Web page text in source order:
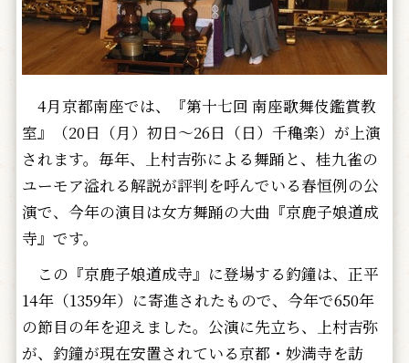
4月京都南座では、『第十七回 南座歌舞伎鑑賞教
室』（20日（月）初日～26日（日）千穐楽）が上演
されます。毎年、上村吉弥による舞踊と、桂九雀の
ユーモア溢れる解説が評判を呼んでいる春恒例の公
演で、今年の演目は女方舞踊の大曲『京鹿子娘道成
寺』です。
この『京鹿子娘道成寺』に登場する釣鐘は、正平
14年（1359年）に寄進されたもので、今年で650年
の節目の年を迎えました。公演に先立ち、上村吉弥
が、釣鐘が現在安置されている京都・妙満寺を訪